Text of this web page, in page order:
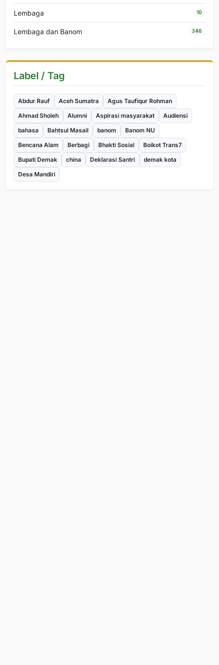
Lembaga 10
Lembaga dan Banom 346
Label / Tag
Abdur Rauf Aceh Sumatra
Agus Taufiqur Rohman
Ahmad Sholeh
Alumni Aspirasi masyarakat
Audiensi
bahasa
Bahtsul Masail banom
Banom NU
Bencana Alam
Berbagi Bhakti Sosial
Boikot Trans7
Bupati Demak
china Deklarasi Santri
demak kota
Desa Mandiri